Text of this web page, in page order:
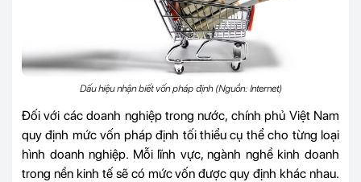
Dấu hiệu nhận biết vốn pháp định (Nguồn: Internet)
Đối với các doanh nghiệp trong nước, chính phủ Việt Nam
quy định mức vốn pháp định tối thiểu cụ thể cho từng loại
hình doanh nghiệp. Mỗi lĩnh vực, ngành nghề kinh doanh
trong nền kinh tế sẽ có mức vốn được quy định khác nhau.